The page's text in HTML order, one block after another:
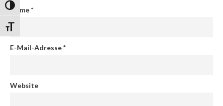
Umschalten auf hohe Kontraste
Schrift vergrößern
Name*
E-Mail-Adresse*
Website